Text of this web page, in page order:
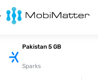
Pakistan 5 GB
Sparks